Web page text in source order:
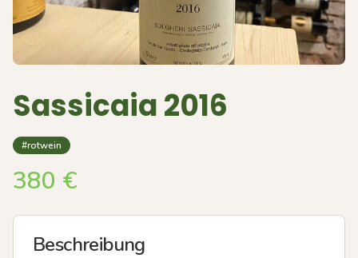
Sassicaia 2016
#rotwein
380 €
Beschreibung